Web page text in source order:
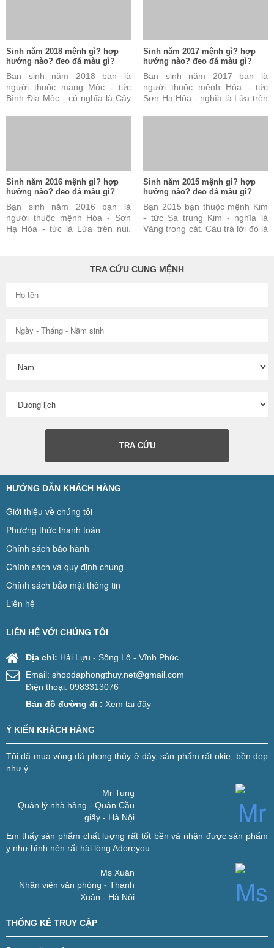
Sinh năm 2018 mệnh gì? hợp
hướng nào? đeo đá màu gì?
Bạn sinh năm 2018 bạn là
người thuộc mạng Mộc - tức
Bình Địa Mộc - có nghĩa là Cây
Sinh năm 2017 mệnh gì? hợp
hướng nào? đeo đá màu gì?
Bạn sinh năm 2017 bạn là
người thuộc mệnh Hỏa - tức
Sơn Hạ Hỏa - nghĩa là Lửa trên
Sinh năm 2016 mệnh gì? hợp
hướng nào? đeo đá màu gì?
Bạn sinh năm 2016 bạn là
người thuộc mệnh Hỏa - Sơn
Hạ Hỏa - tức là Lửa trên núi.
Sinh năm 2015 mệnh gì? hợp
hướng nào? đeo đá màu gì?
Bạn 2015 bạn thuộc mệnh Kim
- tức Sa trung Kim - nghĩa là
Vàng trong cát. Câu trả lời đó là
TRA CỨU CUNG MỆNH
TRA CỨU
HƯỚNG DẪN KHÁCH HÀNG
Giới thiệu về chúng tôi
Phương thức thanh toán
Chính sách bảo hành
Chính sách và quy định chung
Chính sách bảo mật thông tin
Liên hệ
LIÊN HỆ VỚI CHÚNG TÔI
Địa chỉ: Hải Lựu - Sông Lô - Vĩnh Phúc
Email: shopdaphongthuy.net@gmail.com
Điện thoại: 0983313076
Bản đồ đường đi : Xem tại đây
Ý KIẾN KHÁCH HÀNG
Tôi đã mua vòng đá phong thủy ở đây, sản phẩm rất okie, bền đẹp
như ý...
Mr Tung
Quản lý nhà hàng - Quận Cầu
giấy - Hà Nội
Em thấy sản phẩm chất lượng rất tốt bền và nhận được sản phẩm
y như hình nên rất hài lòng Adoreyou
Ms Xuân
Nhân viên văn phòng - Thanh
Xuân - Hà Nội
THỐNG KÊ TRUY CẬP